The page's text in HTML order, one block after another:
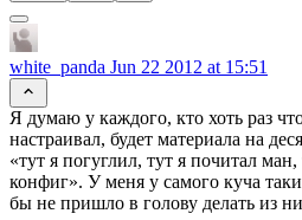
white_panda Jun 22 2012 at 15:51
Я думаю у каждого, кто хоть раз
настраивал, будет материала на
«тут я погуглил, тут я почитал
конфиг». У меня у самого куча
бы не пришло в голову делать из